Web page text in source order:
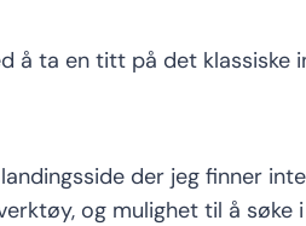
å ta en titt på det klassiske
landingsside der jegfinner
og mulighet til å søke